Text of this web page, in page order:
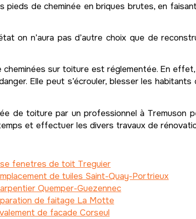
de cheminée en briques brutes, en
on n’aura pas d’autre choix que de
cheminées sur toiture est réglementée. En
Elle peut s’écrouler, blesser les
de toiture par un professionnel à Tremuson
et effectuer les divers travaux de
fenetres de toit Treguier
de tuiles Saint-Quay-Portrieux
Quemper-Guezennec
de faitage La Motte
de facade Corseul